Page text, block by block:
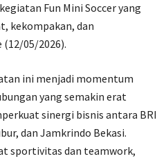
Fun Mini Soccer yang
kekompakan, dan
(12/05/2026).
ini menjadi momentum
yang semakin erat
sinergi bisnis antara BRI
dan Jamkrindo Bekasi.
sportivitas dan teamwork,